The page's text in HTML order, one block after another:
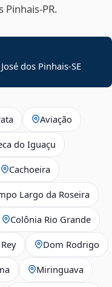
Pinhais‑PR.
dos Pinhais-SE
Aviação
do Iguaçu
Cachoeira
Largo da Roseira
Colônia Rio Grande
Dom Rodrigo
Miringuava